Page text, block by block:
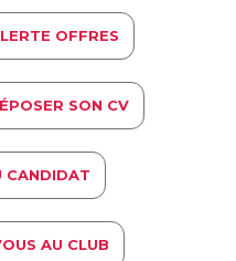
OFFRES
SON CV
CANDIDAT
AU CLUB